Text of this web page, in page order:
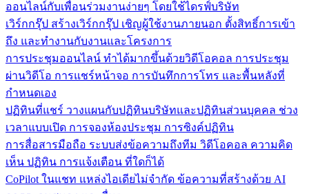
ออนไลน์กับเพื่อนร่วมงานง่ายๆ โดยใช้ไดรฟ์บริษัท
เวิร์กกรุ๊ป สร้างเวิร์กกรุ๊ป เชิญผู้ใช้งานภายนอก ตั้งสิทธิ์การเข้า
ถึง และทำงานกับงานและโครงการ
การประชุมออนไลน์ ทำได้มากขึ้นด้วยวิดีโอคอล การประชุม
ผ่านวิดีโอ การแชร์หน้าจอ การบันทึกการโทร และพื้นหลังที่
กำหนดเอง
ปฏิทินที่แชร์ วางแผนกับปฏิทินบริษัทและปฏิทินส่วนบุคคล ช่วง
เวลาแบบเปิด การจองห้องประชุม การซิงค์ปฏิทิน
การสื่อสารมือถือ ระบบส่งข้อความถึงทีม วิดีโอคอล ความคิด
เห็น ปฏิทิน การแจ้งเตือน ที่ใดก็ได้
CoPilot ในแชท แหล่งไอเดียไม่จำกัด ข้อความที่สร้างด้วย AI